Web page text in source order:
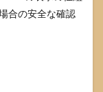
合の安全な確認